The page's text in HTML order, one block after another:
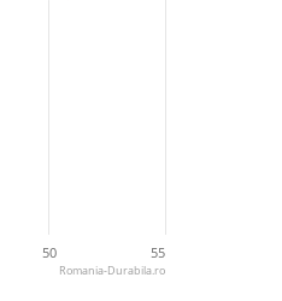
50 55
Romania-Durabila.ro